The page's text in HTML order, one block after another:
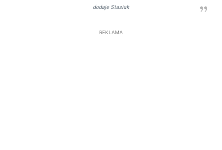
dodaje Stasiak
REKLAMA